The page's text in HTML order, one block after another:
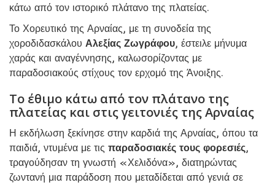
κάτω από τον ιστορικό πλάτανο της πλατείας.
Το Χορευτικό της Αρναίας, με τη συνοδεία της
χοροδιδασκάλου Αλεξίας Ζωγράφου, έστειλε μήνυμα
χαράς και αναγέννησης, καλωσορίζοντας με
παραδοσιακούς στίχους τον ερχομό της Άνοιξης.
Το έθιμο κάτω από τον πλάτανο της
πλατείας και στις γειτονιές της Αρναίας
Η εκδήλωση ξεκίνησε στην καρδιά της Αρναίας, όπου τα
παιδιά, ντυμένα με τις παραδοσιακές τους φορεσιές,
τραγούδησαν τη γνωστή «Χελιδόνα», διατηρώντας
ζωντανή μια παράδοση που μεταδίδεται από γενιά σε